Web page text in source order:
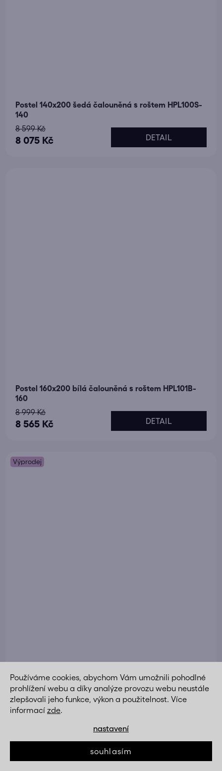
Používáme cookies, abychom Vám umožnili pohodlné
prohlížení webu a díky analýze provozu webu neustále
zlepšovali jeho funkce, výkon a použitelnost. Více
informací zde.
nastavení
souhlasím
Postel 140x200 šedá čalouněná s roštem HPL100S-
140
8 075 Kč
8 599 Kč
DETAIL
Postel 160x200 bílá čalouněná s roštem HPL101B-
160
8 565 Kč
8 999 Kč
DETAIL
Výprodej
poslední kusy za tuto
akční cenu
3 990 Kč
11 208 Kč